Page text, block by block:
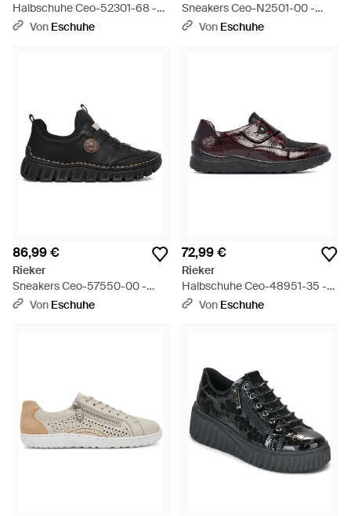
Halbschuhe Ceo-52301-68 -
Braun
Von Eschuhe
Sneakers Ceo-N2501-00 -
Schwarz
Von Eschuhe
86,99 €
Rieker
Sneakers Ceo-57550-00 -
Schwarz
Von Eschuhe
72,99 €
Rieker
Halbschuhe Ceo-48951-35 -
Braun
Von Eschuhe